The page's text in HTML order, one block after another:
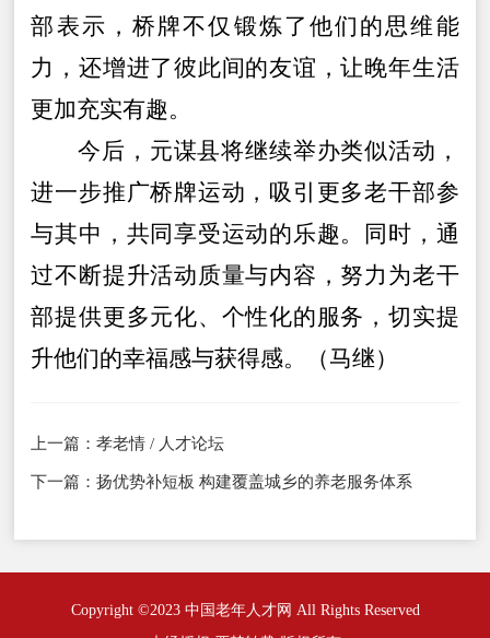
部表示，桥牌不仅锻炼了他们的思维能
力，还增进了彼此间的友谊，让晚年生活
更加充实有趣。
今后 ，元谋县将继续举办类似活动，
进一步推广桥牌运动，吸引更多老干部参
与其中，共同享受运动的乐趣。同时，通
过不断提升活动质量与内容，努力为老干
部提供更多元化、个性化的服务，切实提
升他们的幸福感与获得感。（马继）
上一篇：孝老情 / 人才论坛
下一篇：扬优势补短板 构建覆盖城乡的养老服务体系
Copyright ©2023 中国老年人才网 All Rights Reserved